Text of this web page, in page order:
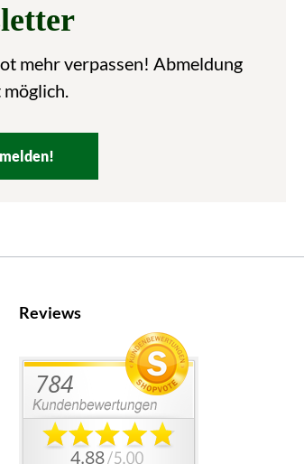
mehr verpassen! Abmeldung
Reviews